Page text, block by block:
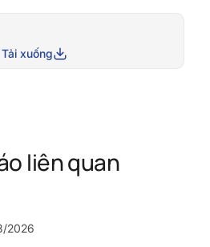
Tải xuống
liên quan
2026